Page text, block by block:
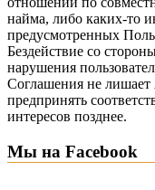
найма, либо каких-то
предусмотренных
Бездействие со
нарушения
Соглашения не
предпринять
интересов позднее.
Мы на Facebook